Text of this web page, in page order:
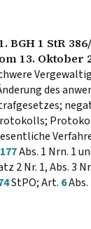
BGH 1 StR
13. Oktober
des
177Abs. 1 Nrn. 1
2 Nr. 1, Abs. 3
StPO; Art. 6Abs.